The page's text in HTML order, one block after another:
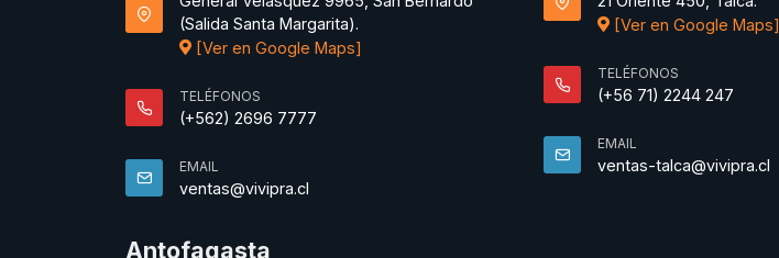
(Salida Santa Margarita).
[Ver en Google Maps]
TELÉFONOS
(+562) 2696 7777
EMAIL
ventas@vivipra.cl
[Ver en Google Maps]
TELÉFONOS
(+56 71) 2244 247
EMAIL
ventas-talca@vivipra.cl
Antofagasta